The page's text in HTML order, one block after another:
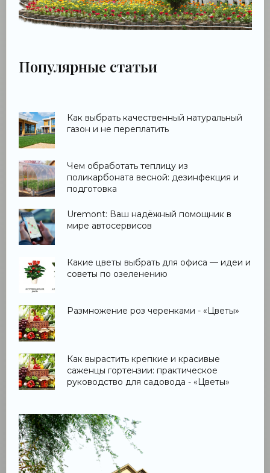
Популярные статьи
Как выбрать качественный натуральный
газон и не переплатить
Чем обработать теплицу из
поликарбоната весной: дезинфекция и
подготовка
Uremont: Ваш надёжный помощник в
мире автосервисов
Какие цветы выбрать для офиса — идеи и
советы по озеленению
Размножение роз черенками - «Цветы»
Как вырастить крепкие и красивые
саженцы гортензии: практическое
руководство для садовода - «Цветы»